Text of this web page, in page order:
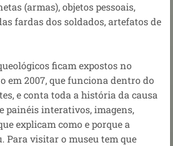
(armas), objetos pessoais,
fardas dos soldados, artefatos de
ficam expostos no
em 2007, que funciona dentro do
e conta toda a história da causa
painéis interativos, imagens,
explicam como e porque a
Para visitar o museu tem que